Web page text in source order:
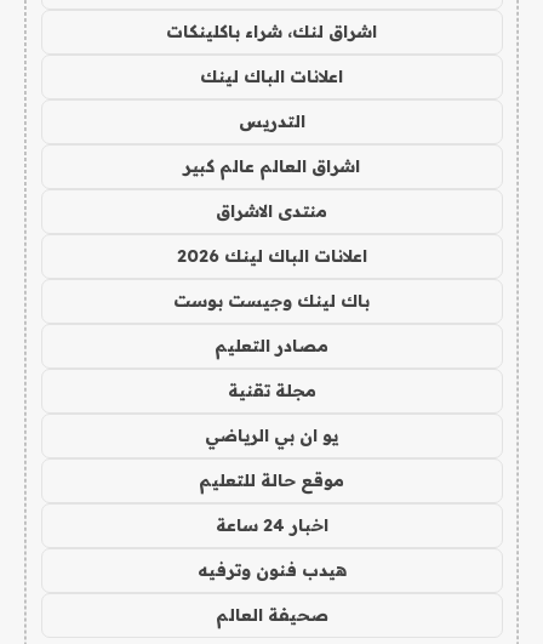
اشراق لنك، شراء باكلينكات
اعلانات الباك لينك
التدريس
اشراق العالم عالم كبير
منتدى الاشراق
اعلانات الباك لينك 2026
باك لينك وجيست بوست
مصادر التعليم
مجلة تقنية
يو ان بي الرياضي
موقع حالة للتعليم
اخبار 24 ساعة
هيدب فنون وترفيه
صحيفة العالم